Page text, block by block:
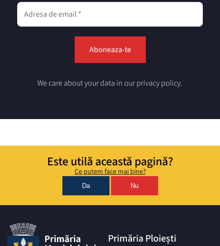
We care about your data in our privacy policy.
Este utilă această pagină?
Ce putem face mai bine?
Da Nu
Primăria Ploiești